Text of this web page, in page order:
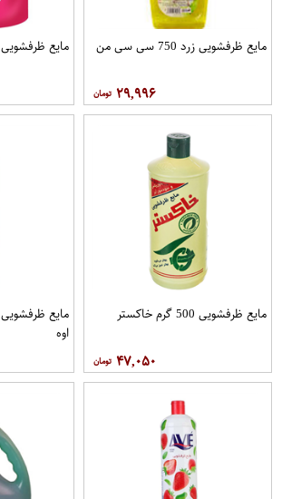
مایع ظرفشویی زرد 750 سی سی من
۲۹,۹۹۶
مایع ظرفشویی 1000گرمی پینک
مایع ظرفشویی 500 گرم خاکستر
۴۷,۰۵۰
اوه